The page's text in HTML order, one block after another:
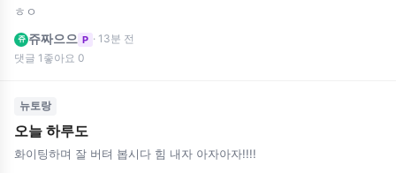
ㅎㅇ
쥬 쥬짜으으 P · 13분 전
댓글 1 좋아요 0
뉴토랑
오늘 하루도
화이팅하며 잘 버텨 봅시다 힘 내자 아자아자!!!!